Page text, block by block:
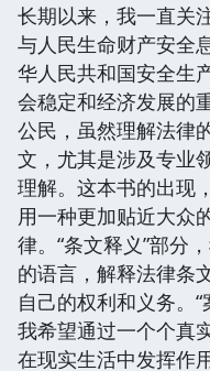
长期以来，我一直关
与人民生命财产安全
华人民共和国安全生
会稳定和经济发展的
公民，虽然理解法律
文，尤其是涉及专业
理解。这本书的出现
用一种更加贴近大众
律。“条文释义”部分
的语言，解释法律条
自己的权利和义务。“
我希望通过一个个真
在现实生活中发挥作